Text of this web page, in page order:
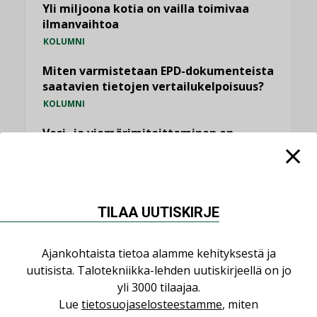
Yli miljoona kotia on vailla toimivaa
ilmanvaihtoa
KOLUMNI
Miten varmistetaan EPD-dokumenteista
saatavien tietojen vertailukelpoisuus?
KOLUMNI
Vesi- ja viemärimitoittaminen on
KATSO KAIKKI
NIMITYKSET
TILAA UUTISKIRJE
Ajankohtaista tietoa alamme kehityksestä ja
uutisista. Talotekniikka-lehden uutiskirjeellä on jo
yli 3000 tilaajaa.
Lue tietosuojaselosteestamme, miten